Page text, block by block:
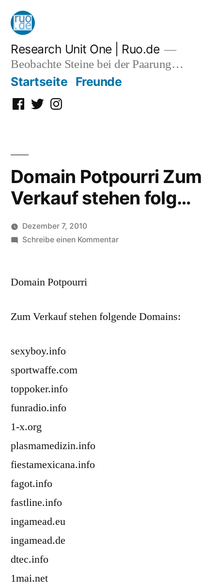
Zum
Inhalt
springen
Research Unit One | Ruo.de
Beobachte Steine bei der Paarung…
Startseite Freunde
Facebook
TwitterInstagram
Domain Potpourri Zum
Verkauf stehen folg…
Veröffentlicht
soundbites
Dezember 7, 2010
Schreibe einen Kommentarzu
folg…
Domain Potpourri
Zum Verkauf stehen folgende Domains:
sexyboy.info
sportwaffe.com
toppoker.info
funradio.info
1-x.org
plasmamedizin.info
fiestamexicana.info
fagot.info
fastline.info
ingamead.eu
ingamead.de
dtec.info
1mai.net